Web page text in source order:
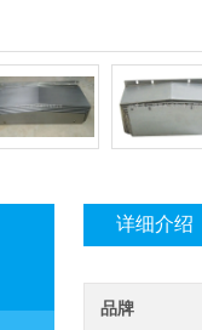
详细介绍
品牌